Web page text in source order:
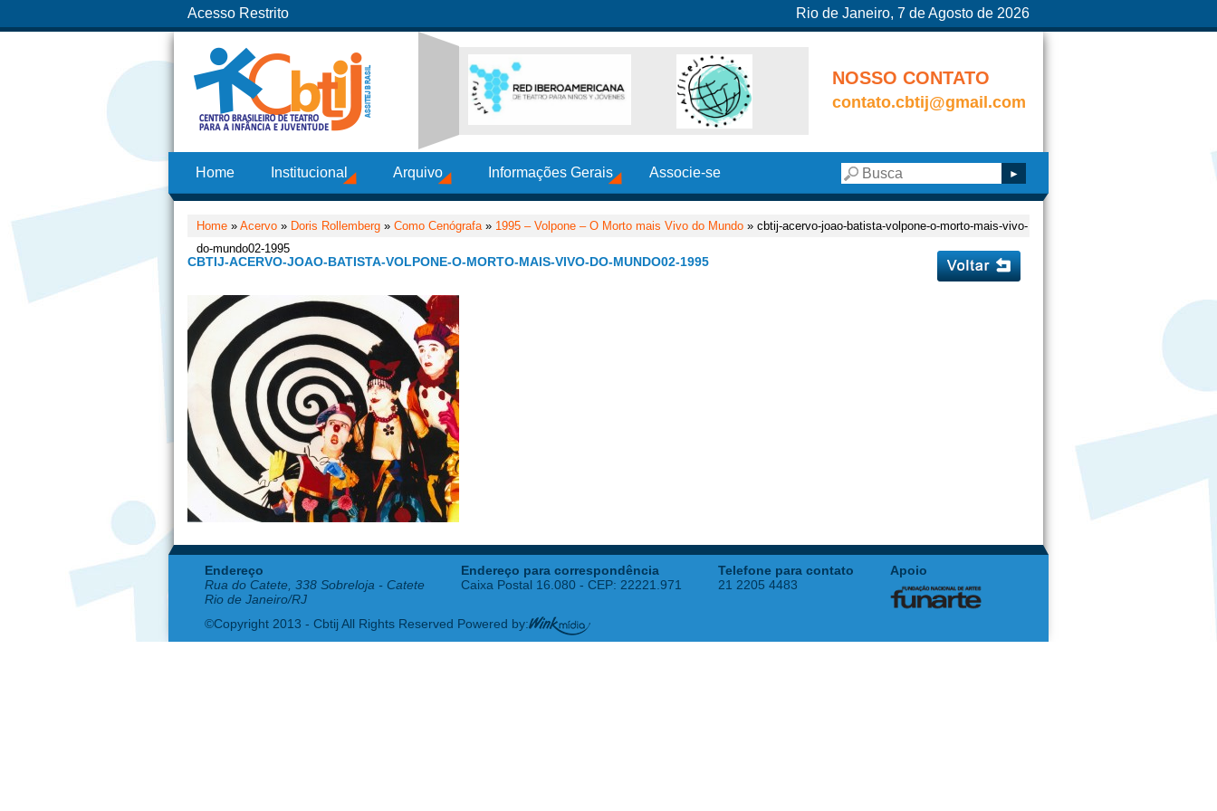
Acesso Restrito Rio de Janeiro, 7 de Agosto de 2026
NOSSO CONTATO
contato.cbtij@gmail.com
Home Institucional Arquivo Informações Gerais Associe-se
Home » Acervo » Doris Rollemberg » Como Cenógrafa» 1995 – Volpone – O Morto mais Vivo do Mundo » cbtij-acervo-joao-batista-volpone-o-morto-mais-vivo-
do-mundo02-1995
CBTIJ-ACERVO-JOAO-BATISTA-VOLPONE-O-MORTO-MAIS-VIVO-DO-MUNDO02-1995
Endereço
Rua do Catete, 338 Sobreloja - Catete
Rio de Janeiro/RJ
Endereço para correspondência
Caixa Postal 16.080 - CEP: 22221.971
Telefone para contato
21 2205 4483
Apoio
©Copyright 2013 - Cbtij All Rights Reserved Powered by: